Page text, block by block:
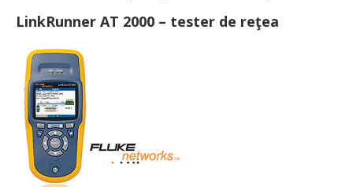
LinkRunner AT 2000 – tester de reţea